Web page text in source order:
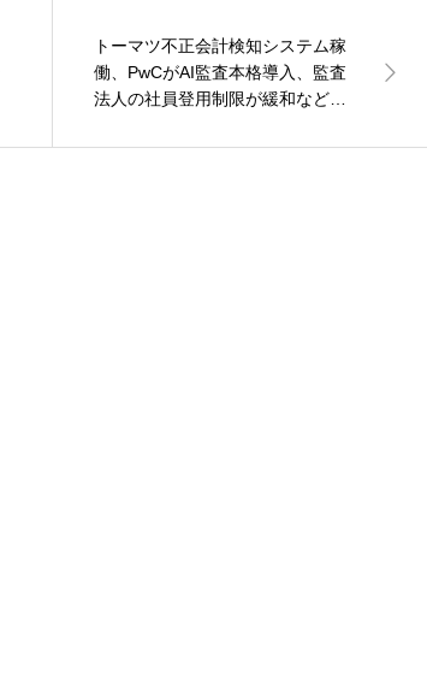
トーマツ不正会計検知システム稼
働、PwCがAI監査本格導入、監査
法人の社員登用制限が緩和など全3
（2022年1月その1）